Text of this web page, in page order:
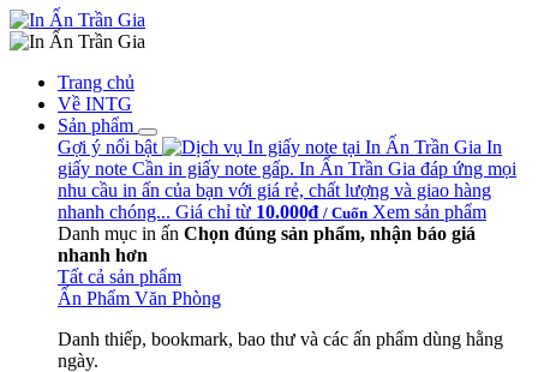
Trang chủ
Về INTG
Sản phẩm
Gợi ý nổi bật
In
giấy note Cần in giấy note gấp. In Ấn Trần Gia đáp ứng mọi
nhu cầu in ấn của bạn với giá rẻ, chất lượng và giao hàng
nhanh chóng... Giá chỉ từ 10.000₫ / Cuốn Xem sản phẩm
Danh mục in ấn Chọn đúng sản phẩm, nhận báo giá
nhanh hơn
Tất cả sản phẩm
Ấn Phẩm Văn Phòng
Danh thiếp, bookmark, bao thư và các ấn phẩm dùng hằng
ngày.